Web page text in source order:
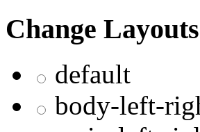
Change Layouts
default
body-left-